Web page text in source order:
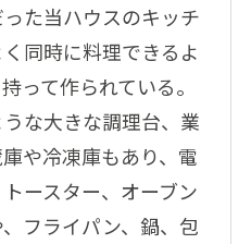
た当ハウスのキッチ
同時に料理できるよ
って作られている。
な大きな調理台、業
や冷凍庫もあり、電
ースター、オーブン
フライパン、鍋、包